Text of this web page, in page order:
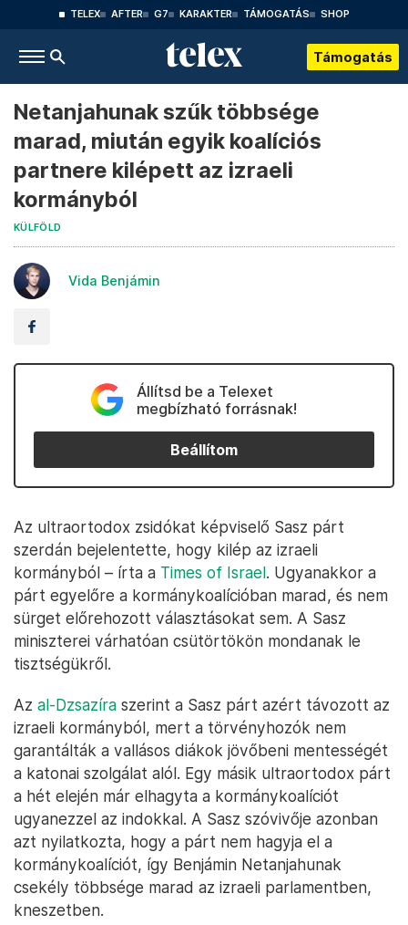
TELEX AFTER G7 KARAKTER TÁMOGATÁS SHOP
Támogatás
Netanjahunak szűk többsége
marad, miután egyik koalíciós
partnere kilépett az izraeli
kormányból
KÜLFÖLD
Vida Benjámin
Állítsd be a Telexet
megbízható forrásnak!
Beállítom
Az ultraortodox zsidókat képviselő Sasz párt
szerdán bejelentette, hogy kilép az izraeli
kormányból – írta a Times of Israel. Ugyanakkor a
párt egyelőre a kormánykoalícióban marad, és nem
sürget előrehozott választásokat sem. A Sasz
miniszterei várhatóan csütörtökön mondanak le
tisztségükről.
Az al-Dzsazíra szerint a Sasz párt azért távozott az
izraeli kormányból, mert a törvényhozók nem
garantálták a vallásos diákok jövőbeni mentességét
a katonai szolgálat alól. Egy másik ultraortodox párt
a hét elején már elhagyta a kormánykoalíciót
ugyanezzel az indokkal. A Sasz szóvivője azonban
azt nyilatkozta, hogy a párt nem hagyja el a
kormánykoalíciót, így Benjámin Netanjahunak
csekély többsége marad az izraeli parlamentben,
kneszetben.